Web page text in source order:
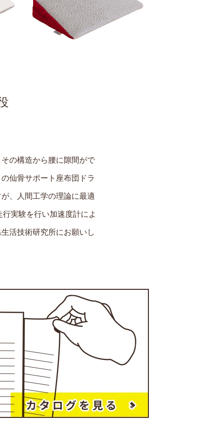
の構造から腰に隙間がで
仙骨サポート座布団ドラ
、人間工学の理論に最適
実験を行い加速度計によ
活技術研究所にお願いし